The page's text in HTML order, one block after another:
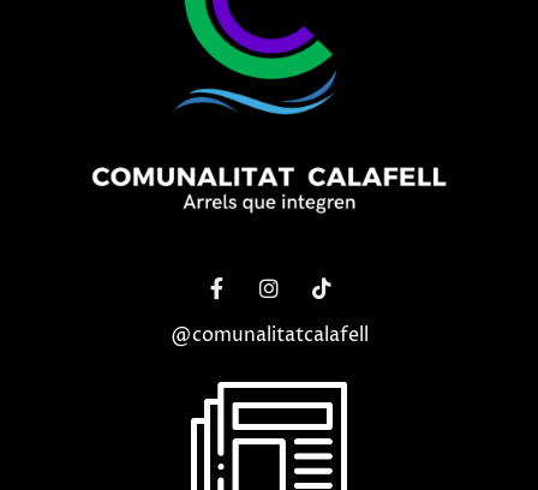
@comunalitatcalafell